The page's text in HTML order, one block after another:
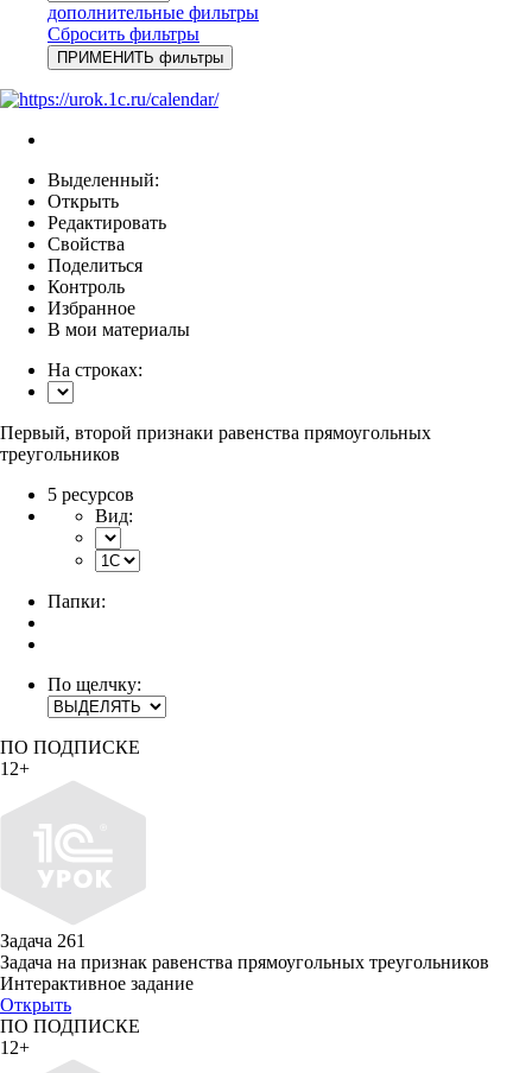
дополнительные фильтры
Сбросить фильтры
Выделенный:
Открыть
Редактировать
Свойства
Поделиться
Контроль
Избранное
В мои материалы
На строках:
Первый, второй признаки равенства прямоугольных
треугольников
5 ресурсов
Вид:
Папки:
По щелчку:
ПО ПОДПИСКЕ
12+
Задача 261
Задача на признак равенства прямоугольных треугольников
Интерактивное задание
Открыть
ПО ПОДПИСКЕ
12+